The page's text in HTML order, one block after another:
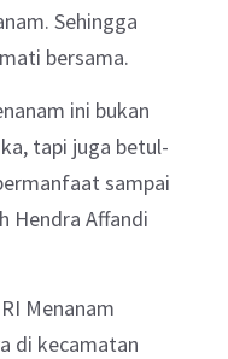
Sehingga
bersama.
ini bukan
tapi juga betul-
sampai
Hendra Affandi
Menanam
di kecamatan